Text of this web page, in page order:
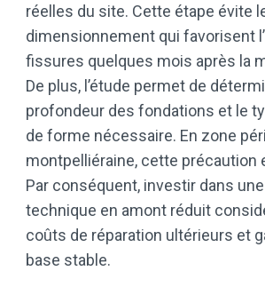
réelles du site. Cette étape évite
dimensionnement qui favorisent
fissures quelques mois après la
De plus, l’étude permet de
profondeur des fondations et le
de forme nécessaire. En zone
montpelliéraine, cette précaution
Par conséquent, investir dans
technique en amont réduit
coûts de réparation ultérieurs et
base stable.